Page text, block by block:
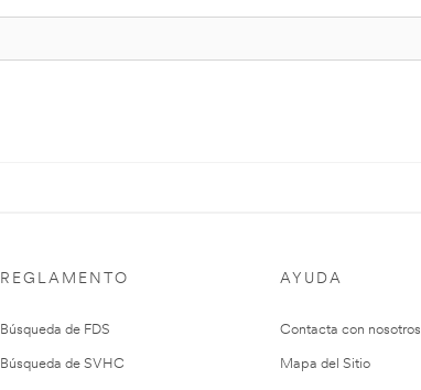
REGLAMENTO
Búsqueda de FDS
Búsqueda de SVHC
AYUDA
Contacta con nosotros
Mapa del Sitio